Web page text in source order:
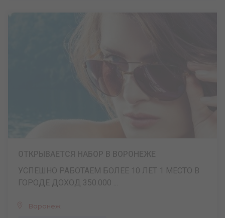
УСПЕШНО РАБОТАЕМ БОЛЕЕ 10 ЛЕТ 1 МЕСТО В
ГОРОДЕ ДОХОД 350.000 ...
Воронеж